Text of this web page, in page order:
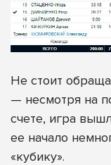
Не стоит
— несмотря на
счете, игра
ее начало
«кубику».